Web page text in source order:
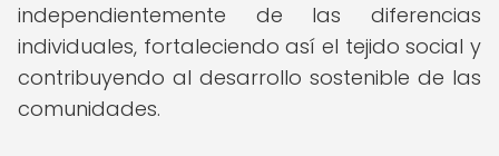
independientemente de las diferencias
individuales, fortaleciendo así el tejido social y
contribuyendo al desarrollo sostenible de las
comunidades.